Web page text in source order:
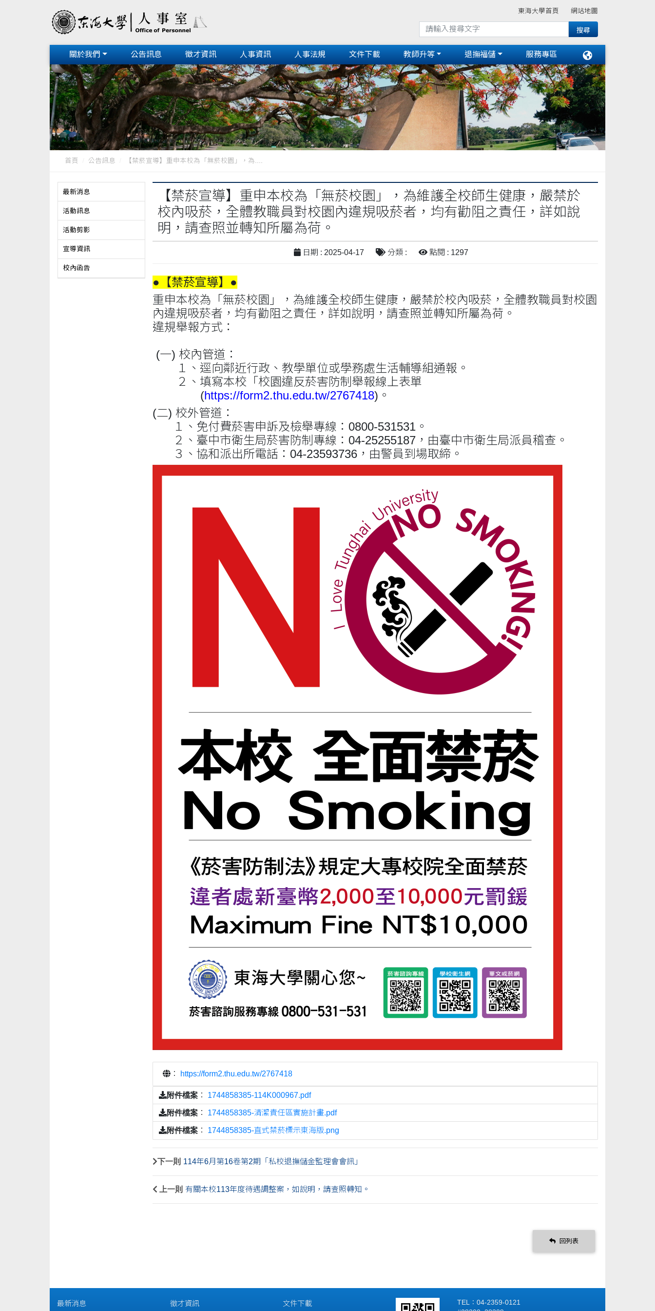
東海大學首頁 網站地圖
關於我們 公告訊息 徵才資訊 人事資訊 人事法規 文件下載 教師升等 退撫福儲 服務專區
首頁 公告訊息 【禁菸宣導】重申本校為「無菸校園」，為....
最新消息
活動訊息
活動剪影
宣導資訊
校內函告
【禁菸宣導】重申本校為「無菸校園」，為維護全校師生健康，嚴禁於
校內吸菸，全體教職員對校園內違規吸菸者，均有勸阻之責任，詳如說
明，請查照並轉知所屬為荷。
日期 : 2025-04-17 分類 : 點閱 : 1297
●【禁菸宣導】●
重申本校為「無菸校園」，為維護全校師生健康，嚴禁於校內吸菸，全體教職員對校園
內違規吸菸者，均有勸阻之責任，詳如說明，請查照並轉知所屬為荷。
違規舉報方式：
(一) 校內管道：
１、逕向鄰近行政、教學單位或學務處生活輔導組通報。
２、填寫本校「校園違反菸害防制舉報線上表單
(https://form2.thu.edu.tw/2767418)。
(二) 校外管道：
１、免付費菸害申訴及檢舉專線：0800-531531。
２、臺中市衛生局菸害防制專線：04-25255187，由臺中市衛生局派員稽查。
３、協和派出所電話：04-23593736，由警員到場取締。
： https://form2.thu.edu.tw/2767418
附件檔案 ： 1744858385-114K000967.pdf
附件檔案 ： 1744858385-清潔責任區實施計畫.pdf
附件檔案 ： 1744858385-直式禁菸標示東海版.png
下一則 114年6月第16卷第2期「私校退撫儲金監理會會訊」
上一則 有關本校113年度待遇調整案，如說明，請查照轉知。
回列表
最新消息 徵才資訊 文件下載
TEL：04-2359-0121